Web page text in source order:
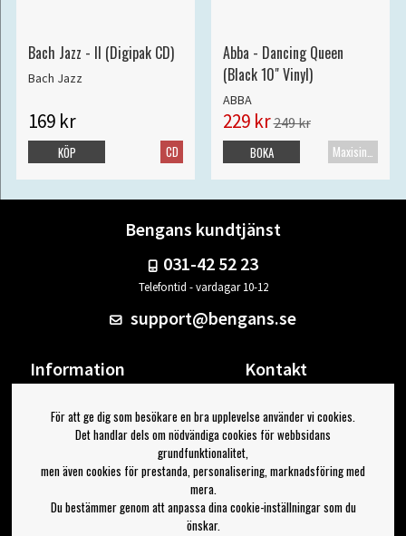
Bach Jazz - II (Digipak CD)
Bach Jazz
169 kr
CD
KÖP
Abba - Dancing Queen
(Black 10" Vinyl)
ABBA
229 kr249 kr
Maxisingel
BOKA
Bengans kundtjänst
031-42 52 23
Telefontid - vardagar 10-12
support@bengans.se
Information
Om Bengans
FAQ / Köp- & Leveransvillkor
Kontakt
Din sida
Logga ut
Jag vill ha tips från Bengans
För att ge dig som besökare en bra upplevelse använder vi cookies.
Det handlar dels om nödvändiga cookies för webbsidans
grundfunktionalitet,
men även cookies för prestanda, personalisering, marknadsföring med
mera.
Du bestämmer genom att anpassa dina cookie-inställningar som du
önskar.